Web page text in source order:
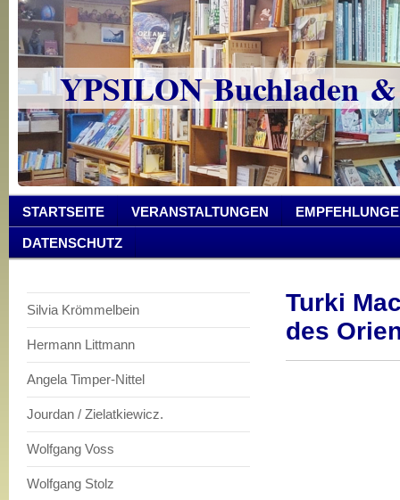
YPSILON Buchladen
STARTSEITE VERANSTALTUNGEN
DATENSCHUTZ
Silvia Krömmelbein
Hermann Littmann
Angela Timper-Nittel
Jourdan / Zielatkiewicz.
Wolfgang Voss
Wolfgang Stolz
Turki
des